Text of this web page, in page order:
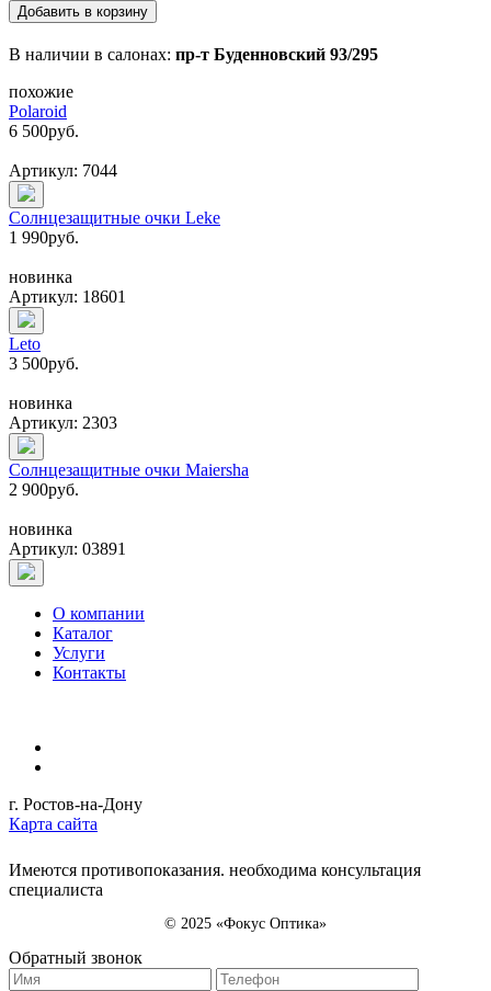
Добавить в корзину
В наличии в салонах: пр-т Буденновский 93/295
похожие
Polaroid
6 500руб.
Артикул: 7044
Солнцезащитные очки Leke
1 990руб.
новинка
Артикул: 18601
Leto
3 500руб.
новинка
Артикул: 2303
Солнцезащитные очки Maiersha
2 900руб.
новинка
Артикул: 03891
О компании
Каталог
Услуги
Контакты
г. Ростов-на-Дону
Карта сайта
Имеются противопоказания. необходима консультация
специалиста
© 2025 «Фокус Оптика»
Обратный звонок